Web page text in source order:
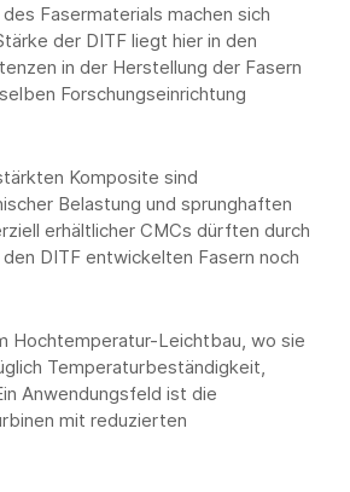
Fasermaterials machen sich
der DITF liegt hier in den
in der Herstellung der Fasern
Forschungseinrichtung
Komposite sind
Belastung und sprunghaften
erhältlicher CMCs dürften durch
DITF entwickelten Fasern noch
Hochtemperatur-Leichtbau, wo sie
Temperaturbeständigkeit,
Anwendungsfeld ist die
mit reduzierten